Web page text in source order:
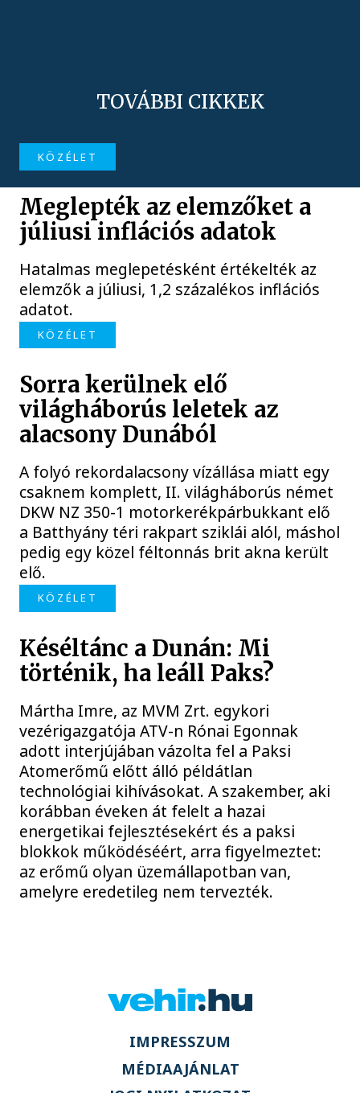
TOVÁBBI CIKKEK
KÖZÉLET
Meglepték az elemzőket a
júliusi inflációs adatok
Hatalmas meglepetésként értékelték az
elemzők a júliusi, 1,2 százalékos inflációs
adatot.
KÖZÉLET
Sorra kerülnek elő
világháborús leletek az
alacsony Dunából
A folyó rekordalacsony vízállása miatt egy
csaknem komplett, II. világháborús német
DKW NZ 350-1 motorkerékpárbukkant elő
a Batthyány téri rakpart sziklái alól, máshol
pedig egy közel féltonnás brit akna került
elő.
KÖZÉLET
Késéltánc a Dunán: Mi
történik, ha leáll Paks?
Mártha Imre, az MVM Zrt. egykori
vezérigazgatója ATV-n Rónai Egonnak
adott interjújában vázolta fel a Paksi
Atomerőmű előtt álló példátlan
technológiai kihívásokat. A szakember, aki
korábban éveken át felelt a hazai
energetikai fejlesztésekért és a paksi
blokkok működéséért, arra figyelmeztet:
az erőmű olyan üzemállapotban van,
amelyre eredetileg nem tervezték.
IMPRESSZUM
MÉDIAAJÁNLAT